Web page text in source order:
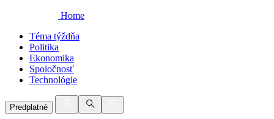
Home
Téma týždňa
Politika
Ekonomika
Spoločnosť
Technológie
Predplatné